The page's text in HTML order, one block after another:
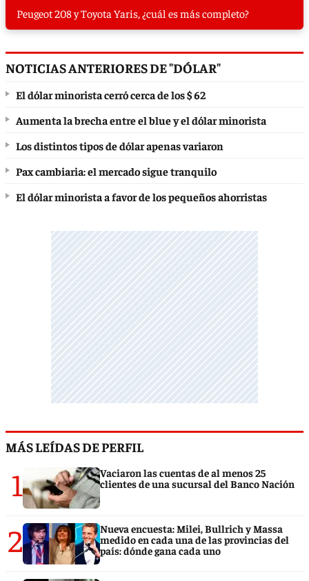
Peugeot 208 y Toyota Yaris, ¿cuál es más completo?
NOTICIAS ANTERIORES DE "DÓLAR"
El dólar minorista cerró cerca de los $ 62
Aumenta la brecha entre el blue y el dólar minorista
Los distintos tipos de dólar apenas variaron
Pax cambiaria: el mercado sigue tranquilo
El dólar minorista a favor de los pequeños ahorristas
MÁS LEÍDAS DE PERFIL
1
Vaciaron las cuentas de al menos 25
clientes de una sucursal del Banco Nación
2
Nueva encuesta: Milei, Bullrich y Massa
medido en cada una de las provincias del
país: dónde gana cada uno